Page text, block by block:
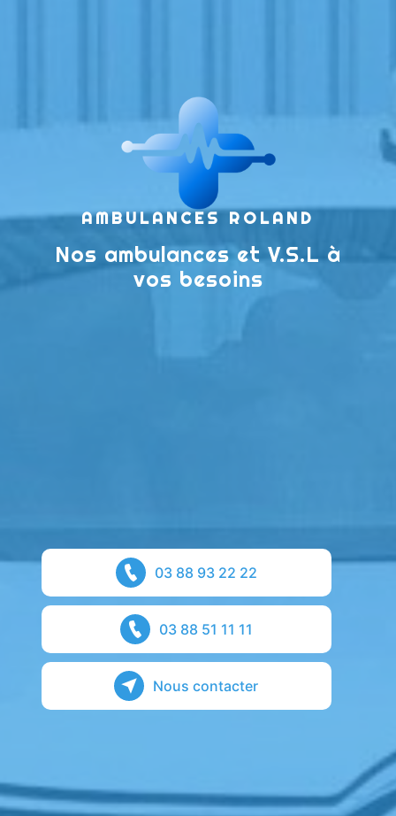
AMBULANCES ROLAND
Nos ambulances et V.S.L à
vos besoins
03 88 93 22 22
03 88 51 11 11
Nous contacter